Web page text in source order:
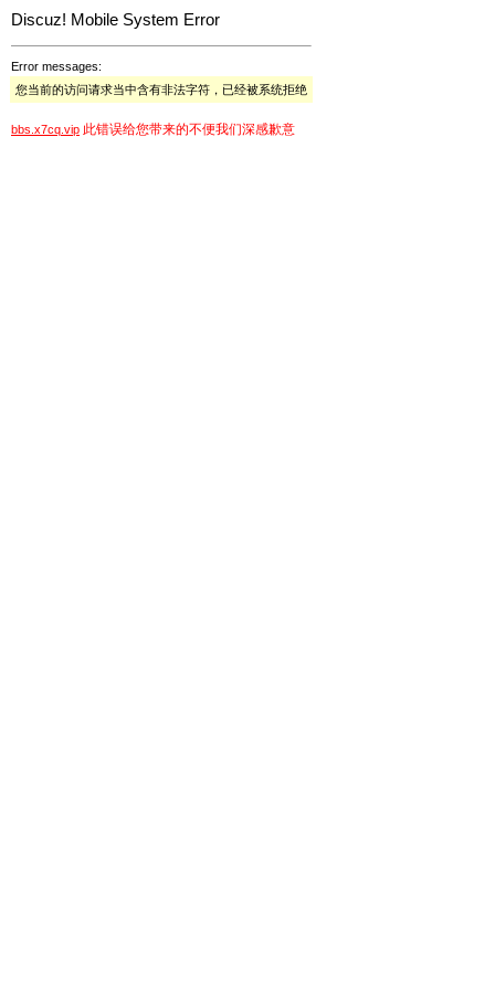
Discuz! Mobile System Error
Error messages:
您当前的访问请求当中含有非法字符，已经被系统拒绝
bbs.x7cq.vip 此错误给您带来的不便我们深感歉意